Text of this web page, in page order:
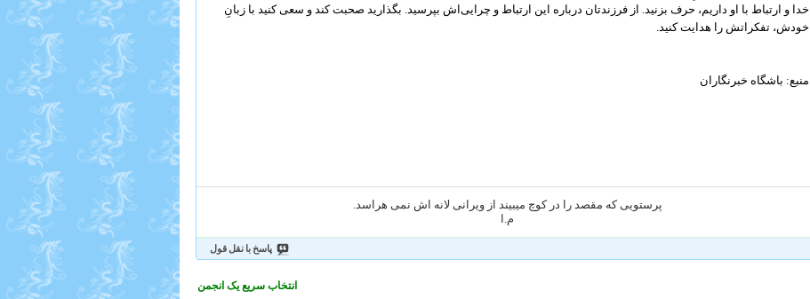
خدا و ارتباط با او داریم، حرف بزنید. از فرزندتان درباره این ارتباط و چرایی‌اش بپرسید. بگذارید صحبت کند و سعی کنید با زبانِ
خودش، تفکراتش را هدایت کنید.
منبع: باشگاه خبرنگاران
پرستویی که مقصد را در کوچ میبیند از ویرانی لانه اش نمی هراسد.
م.ا
پاسخ با نقل قول
انتخاب سریع یک انجمن